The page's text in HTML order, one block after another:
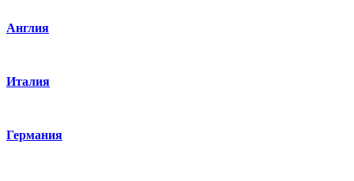
Англия
Италия
Германия